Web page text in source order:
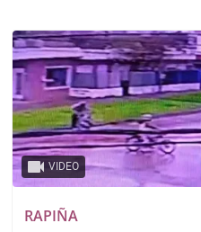
VIDEO
RAPIÑA